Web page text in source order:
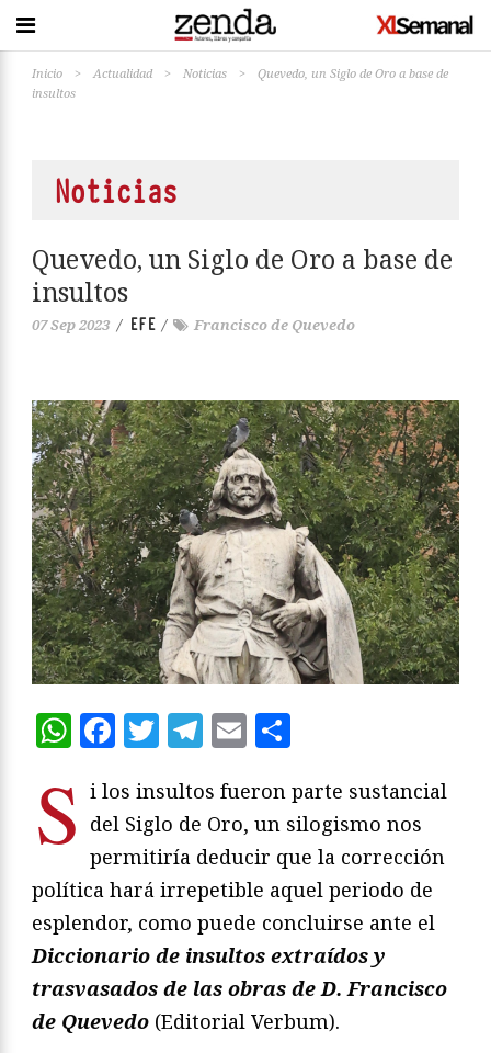
Inicio > Actualidad > Noticias >
Quevedo, un Siglo de Oro a base de
insultos
Noticias
Quevedo, un Siglo de Oro a base de
insultos
07 Sep 2023 / EFE / Francisco de Quevedo
WhatsApp
Facebook
Twitter
Telegram
Email
S i los insultos fueron parte sustancial
del Siglo de Oro, un silogismo nos
permitiría deducir que la corrección
política hará irrepetible aquel periodo de
esplendor, como puede concluirse ante el
Diccionario de insultos extraídos y
trasvasados de las obras de D. Francisco
de Quevedo (Editorial Verbum).